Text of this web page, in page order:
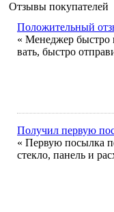
Отзывы покупателей
Положительный
« Менеджер быстро
вать, быстро
Получил первую
« Первую посылка
стекло, панель и